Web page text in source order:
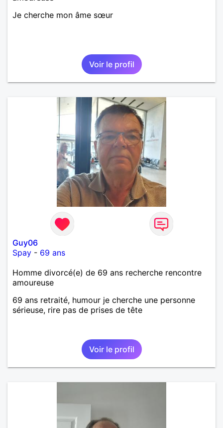
Je cherche mon âme sœur
Voir le profil
Guy06
Spay - 69 ans
Homme divorcé(e) de 69 ans recherche rencontre
amoureuse
69 ans retraité, humour je cherche une personne
sérieuse, rire pas de prises de tête
Voir le profil